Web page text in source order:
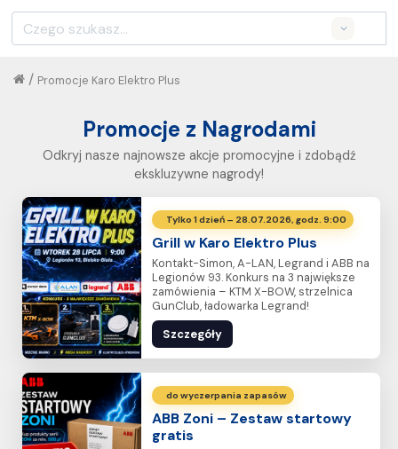
Search
Promocje Karo Elektro Plus
/
Promocje z Nagrodami
Odkryj nasze najnowsze akcje promocyjne i zdobądź
ekskluzywne nagrody!
Tylko 1 dzień – 28.07.2026, godz. 9:00
Grill w Karo Elektro Plus
Kontakt-Simon, A-LAN, Legrand i ABB na
Legionów 93. Konkurs na 3 największe
zamówienia – KTM X-BOW, strzelnica
GunClub, ładowarka Legrand!
Szczegóły
do wyczerpania zapasów
ABB Zoni – Zestaw startowy
gratis